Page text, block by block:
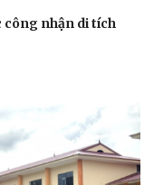
công nhận di tích